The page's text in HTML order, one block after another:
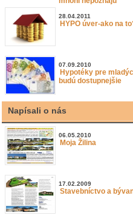
28.04.2011
HYPO úver-ako na
07.09.2010
Hypotéky pre
budú dostupnejšie
Napísali o nás
06.05.2010
Moja Žilina
17.02.2009
Stavebníctvo a